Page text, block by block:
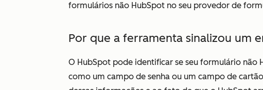
formulários não HubSpot no seu provedor de
Por que a ferramenta sinalizou um
O HubSpot pode identificar se seu formulário não
como um campo de senha ou um campo de